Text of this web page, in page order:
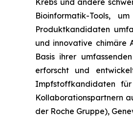
Krebs und andere
Bioinformatik-Tools,
Produktkandidaten
und innovative chimäre
Basis ihrer
erforscht und
Impfstoffkandidaten
Kollaborationspartnern
der Roche Gruppe),